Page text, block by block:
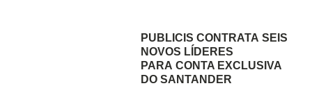
PUBLICIS CONTRATA SEIS
NOVOS LÍDERES
PARA CONTA EXCLUSIVA
DO SANTANDER